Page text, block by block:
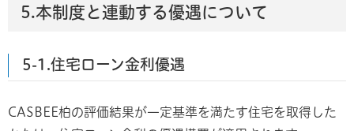
5.本制度と連動する優遇について
5-1.住宅ローン金利優遇
CASBEE柏の評価結果が一定基準を満たす住宅を取得した